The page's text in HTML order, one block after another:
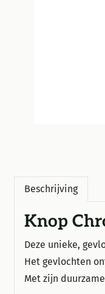
Beschrijving
Knop
Deze unieke,
Het gevlochten
Met zijn